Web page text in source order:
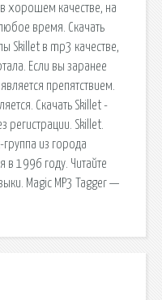
хорошем качестве, на
время. Скачать
Skillet в mp3 качестве,
Если вы заранее
препятствием.
Скачать Skillet -
регистрации. Skillet.
из города
в 1996 году. Читайте
Magic MP3 Tagger —